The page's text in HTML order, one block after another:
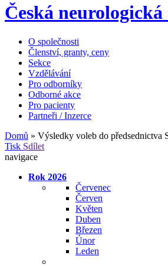
Česká neurologická
O společnosti
Členství, granty, ceny
Sekce
Vzdělávání
Pro odborníky
Odborné akce
Pro pacienty
Partneři / Inzerce
Domů » Výsledky voleb do předsednictva
Tisk Sdílet
navigace
Rok 2026
Červenec
Červen
Květen
Duben
Březen
Únor
Leden